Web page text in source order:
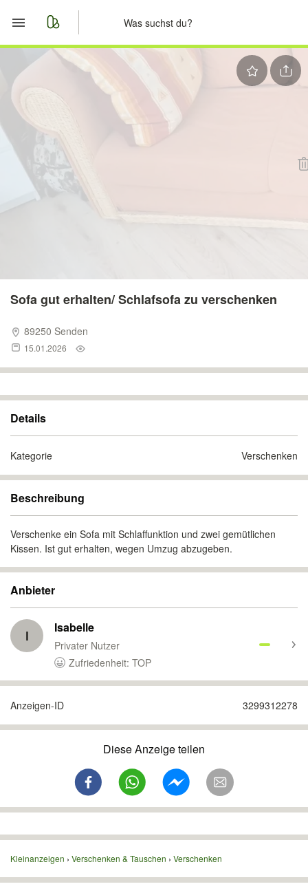
Start
Merkliste
Nachrichten
Anzeige aufgeben
Sofa gut erhalten/ Schlafsofa zu verschenken
89250 Senden
15.01.2026
Details
Kategorie Verschenken
Beschreibung
Verschenke ein Sofa mit Schlaffunktion und zwei gemütlichen
Kissen. Ist gut erhalten, wegen Umzug abzugeben.
Anbieter
I Isabelle
Privater Nutzer
Zufriedenheit: TOP
Anzeigen-ID 3299312278
Diese Anzeige teilen
Kleinanzeigen Verschenken & Tauschen Verschenken